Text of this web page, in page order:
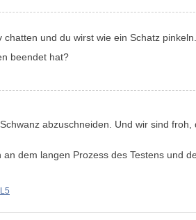
und du wirst wie ein Schatz pinkeln.
beendet hat?
abzuschneiden. Und wir sind
dem langen Prozess des Testens und